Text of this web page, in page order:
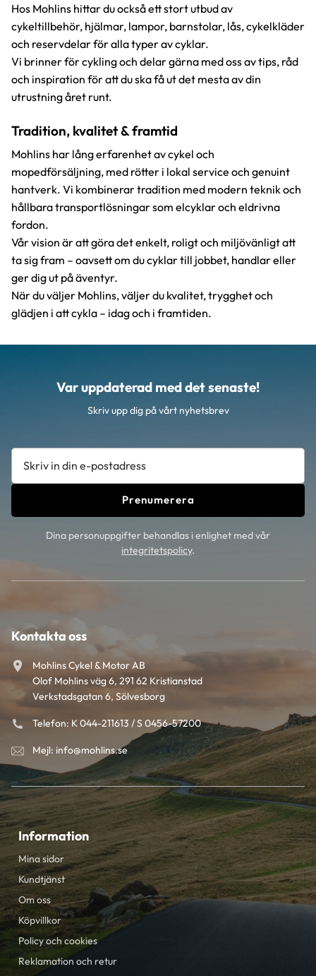
Hos Mohlins hittar du också ett stort utbud av
cykeltillbehör, hjälmar, lampor, barnstolar, lås, cykelkläder
och reservdelar för alla typer av cyklar.
Vi brinner för cykling och delar gärna med oss av tips, råd
och inspiration för att du ska få ut det mesta av din
utrustning året runt.
Tradition, kvalitet & framtid
Mohlins har lång erfarenhet av cykel och
mopedförsäljning, med rötter i lokal service och genuint
hantverk. Vi kombinerar tradition med modern teknik och
hållbara transportlösningar som elcyklar och eldrivna
fordon.
Vår vision är att göra det enkelt, roligt och miljövänligt att
ta sig fram – oavsett om du cyklar till jobbet, handlar eller
ger dig ut på äventyr.
När du väljer Mohlins, väljer du kvalitet, trygghet och
glädjen i att cykla – idag och i framtiden.
Var uppdaterad med det senaste!
Skriv upp dig på vårt nyhetsbrev
Prenumerera
Dina personuppgifter behandlas i enlighet med vår
integritetspolicy.
Kontakta oss
Mohlins Cykel & Motor AB
Olof Mohlins väg 6, 291 62 Kristianstad
Verkstadsgatan 6, Sölvesborg
Telefon: K 044-211613 / S 0456-57200
Mejl: info@mohlins.se
Information
Mina sidor
Kundtjänst
Om oss
Köpvillkor
Policy och cookies
Reklamation och retur